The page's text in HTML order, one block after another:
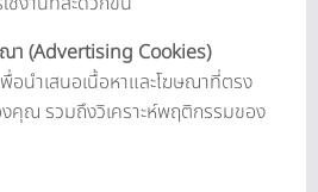
า (Advertising Cookies)
พื่อนำเสนอเนื้อหาและโฆษณาที่ตรง
คุณ รวมถึงวิเคราะห์พฤติกรรมของ